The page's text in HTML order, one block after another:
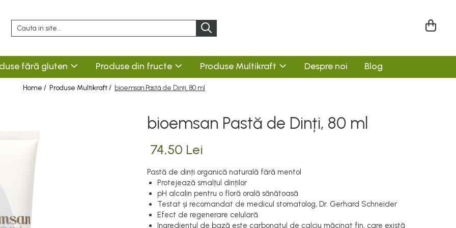
fără gluten Produse din fructe Produse Multikraft Despre noi Blog
Home / Produse Multikraft / bioemsan Pastă de Dinți, 80 ml
bioemsan Pastă de Dinți, 80 ml
74,50 Lei
Pastă de dinți organică naturală fără mentol
Protejează smalțul dinților
pH alcalin pentru o floră orală sănătoasă
Testat și recomandat de medicul stomatolog, Dr. Gerhard Schneider
Efect de regenerare celulară
Ingredientul de bază este carbonatul de calciu măcinat fin, care există